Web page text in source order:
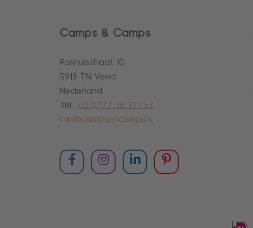
Camps & Camps
Panhuisstraat 10
5913 TN Venlo
Nederland
Tel: +31 (0)77 38 71 757
info@campsencamps.nl